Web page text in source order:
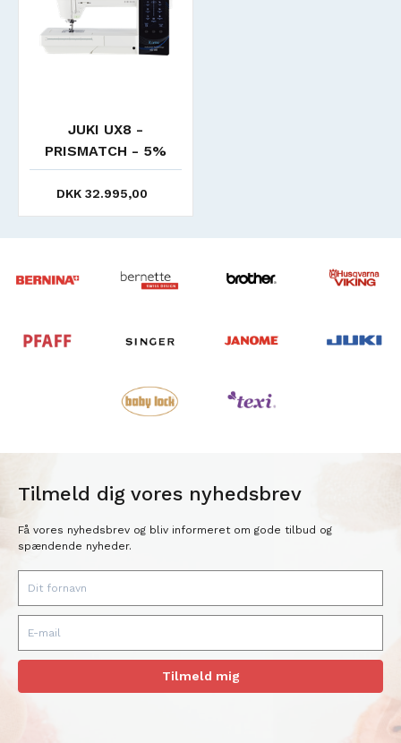
JUKI UX8 -
PRISMATCH - 5%
DKK 32.995,00
Tilmeld dig vores nyhedsbrev
Få vores nyhedsbrev og bliv informeret om gode tilbud og
spændende nyheder.
Tilmeld mig